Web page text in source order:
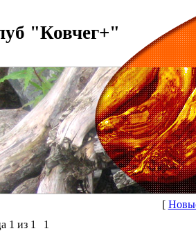
"Ковчег+"
[
1 из 1
1